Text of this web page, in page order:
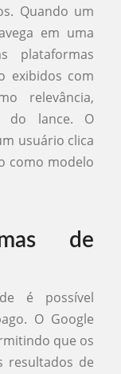
Quando um
em uma
plataformas
exibidos com
relevância,
do lance. O
usuário clica
como modelo
de
é possível
O Google
que os
resultados de